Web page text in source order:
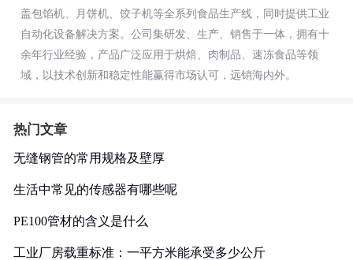
盖包馅机、月饼机、饺子机等全系列食品生产线，同时提供工业
自动化设备解决方案。公司集研发、生产、销售于一体，拥有十
余年行业经验，产品广泛应用于烘焙、肉制品、速冻食品等领
域，以技术创新和稳定性能赢得市场认可，远销海内外。
热门文章
无缝钢管的常用规格及壁厚
生活中常见的传感器有哪些呢
PE100管材的含义是什么
工业厂房载重标准：一平方米能承受多少公斤